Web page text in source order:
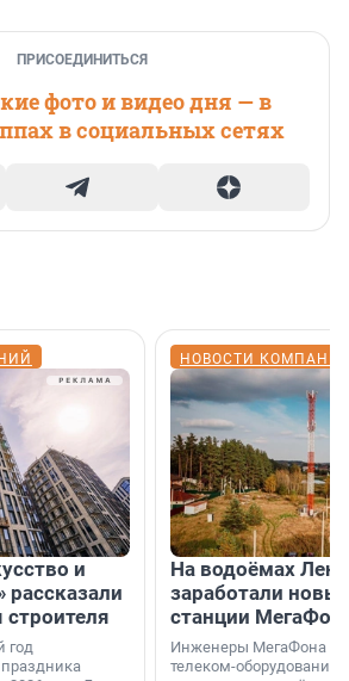
ПРИСОЕДИНИТЬСЯ
фото и видео дня — в
в социальных сетях
и
год
НОВОСТИ
На водоёмах
заработали
станции
Инженеры МегаФона
телеком-оборудование